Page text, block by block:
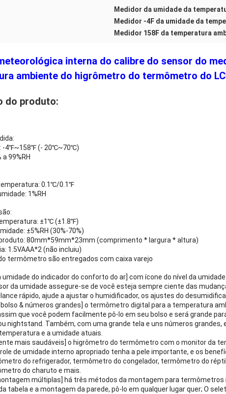
Medidor da umidade da
Medidor -4F da umidade da
Medidor 158F da temperatura
interna do calibre do sensor do
ambiente do higrômetro do termômetro do
do produto:
-4℉~158℉ (- 20℃~70℃)
99%RH
0.1℃/0.1℉
1%RH
±1℃ (±1.8℉)
±5%RH (30%-70%)
80mm*59mm*23mm (comprimento * largura * altura)
1.5VAAA*2 (não incluiu)
termômetro são entregados com caixa varejo
umidade do indicador do conforto do ar] com ícone do nível da
da umidade assegure-se de você esteja sempre ciente das
rápido, ajude a ajustar o humidificador, os ajustes do
bolso & números grandes] o termômetro digital para a temperatura
que você podem facilmente pô-lo em seu bolso e será grande
nightstand. Também, com uma grande tela e uns números
e a umidade atuais.
mais saudáveis] o higrômetro do termômetro com o monitor da
de umidade interno apropriado tenha a pele importante, e os
do refrigerador, termômetro do congelador, termômetro do
do charuto e mais.
múltiplas] há três métodos da montagem para
tabela e a montagem da parede, pô-lo em qualquer lugar quer; O